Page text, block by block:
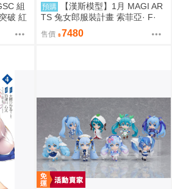
組
破 紅
預購
【漢斯模型】1月 MAGI AR
TS 兔女郎服裝計畫 索菲亞· F·
希琳 機甲修女 亮色特別版 高峰N
adare
售價 7480